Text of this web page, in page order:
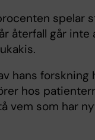
spelar
återfall går inte
hans forskning
hos
vem som har